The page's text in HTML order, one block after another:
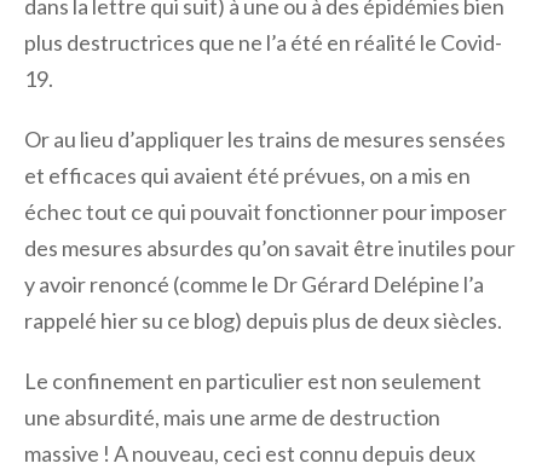
dans la lettre qui suit) à une ou à des épidémies bien
plus destructrices que ne l’a été en réalité le Covid-
19.
Or au lieu d’appliquer les trains de mesures sensées
et efficaces qui avaient été prévues, on a mis en
échec tout ce qui pouvait fonctionner pour imposer
des mesures absurdes qu’on savait être inutiles pour
y avoir renoncé (comme le Dr Gérard Delépine l’a
rappelé hier su ce blog) depuis plus de deux siècles.
Le confinement en particulier est non seulement
une absurdité, mais une arme de destruction
massive ! A nouveau, ceci est connu depuis deux